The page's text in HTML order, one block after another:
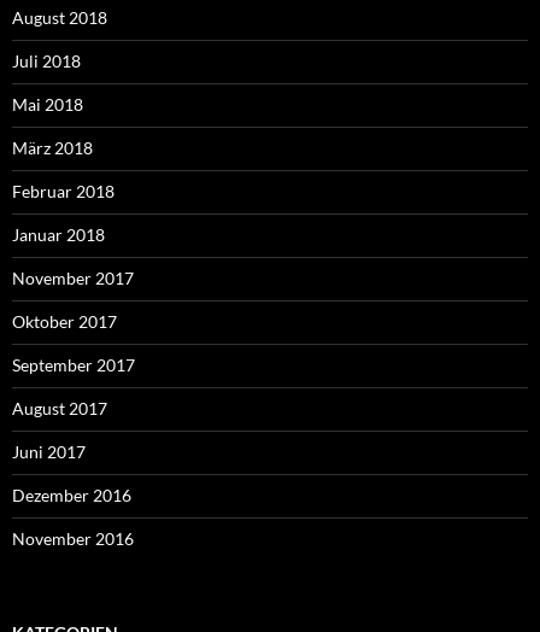
August 2018
Juli 2018
Mai 2018
März 2018
Februar 2018
Januar 2018
November 2017
Oktober 2017
September 2017
August 2017
Juni 2017
Dezember 2016
November 2016